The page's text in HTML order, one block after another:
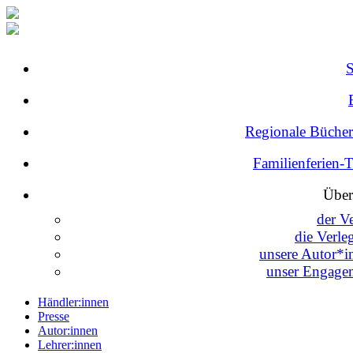
Regionale
Familienferien-
der
die
unsere
unser
Händler:innen
Presse
Autor:innen
Lehrer:innen